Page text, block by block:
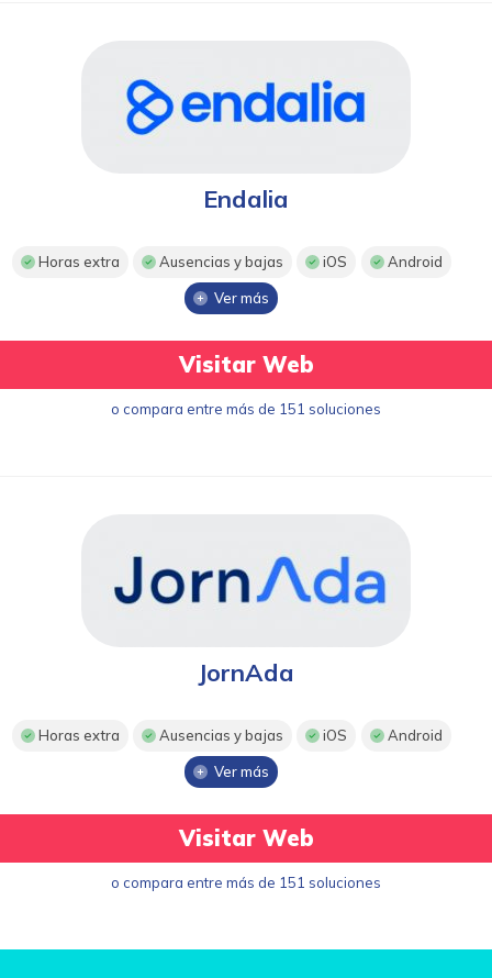
Endalia
Horas extra Ausencias y bajas iOS Android
Ver más
Visitar Web
o compara entre más de 151 soluciones
JornAda
Horas extra Ausencias y bajas iOS Android
Ver más
Visitar Web
o compara entre más de 151 soluciones